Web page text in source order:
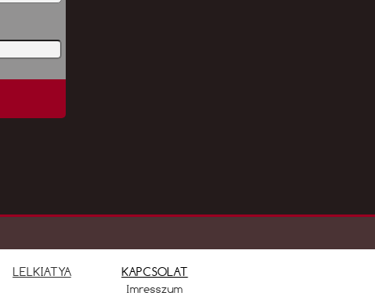
LELKIATYA KAPCSOLAT
Imresszum